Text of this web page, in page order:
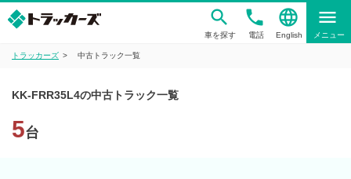
車を探す
phone
電話
language
English
menu
メニュー
トラッカーズ 中古トラック一覧
KK-FRR35L4の中古トラック一覧
5台